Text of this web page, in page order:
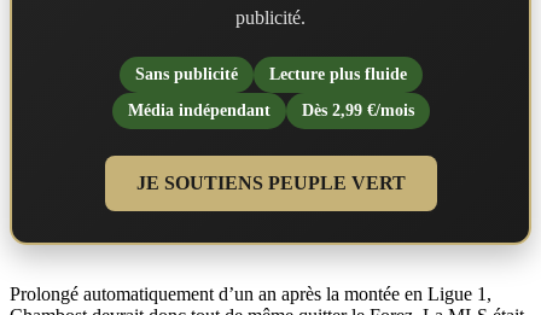
publicité.
Sans publicité
Lecture plus fluide
Média indépendant
Dès 2,99 €/mois
JE SOUTIENS PEUPLE VERT
Prolongé automatiquement d’un an après la montée en Ligue 1,